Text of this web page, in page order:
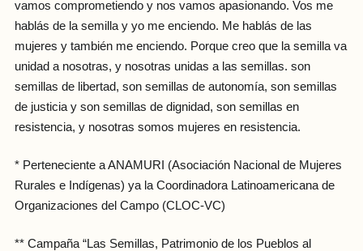
vamos comprometiendo y nos vamos apasionando. Vos me
hablás de la semilla y yo me enciendo. Me hablás de las
mujeres y también me enciendo. Porque creo que la semilla va
unidad a nosotras, y nosotras unidas a las semillas. son
semillas de libertad, son semillas de autonomía, son semillas
de justicia y son semillas de dignidad, son semillas en
resistencia, y nosotras somos mujeres en resistencia.
* Perteneciente a ANAMURI (Asociación Nacional de Mujeres
Rurales e Indígenas) ya la Coordinadora Latinoamericana de
Organizaciones del Campo (CLOC-VC)
** Campaña “Las Semillas, Patrimonio de los Pueblos al